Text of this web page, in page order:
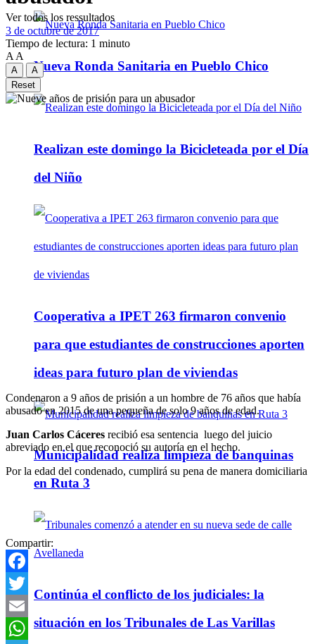
Nueva Ronda Sanitaria en Pueblo Chico
Realizan este domingo la Bicicleteada por el Día
del Niño
Cooperativa a IPET 263 firmaron convenio
para que estudiantes de construcciones aporten
ideas para futuro plan de viviendas
Municipalidad realiza limpieza de banquinas
en Ruta 3
Continúa el conflicto de los judiciales: la
situación en los Tribunales de Las Varillas
Ver todos los ressultados
3 de octubre de 2017
Tiempo de lectura: 1 minuto
A A
A
A
Reset
Condenaron a 9 años de prisión a un hombre de 76 años que había
abusado en 2015 de una pequeña de solo 9 años de edad.
Juan Carlos Cáceres recibió esa sentencia luego del juicio
abreviado en el que reconoció su autoría en el hecho.
Por la edad del condenado, cumplirá su pena de manera domiciliaria
Compartir:
Facebook
Twitter
Email